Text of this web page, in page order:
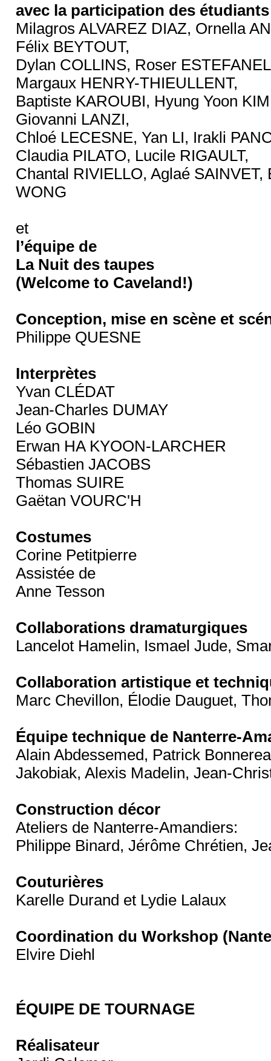
avec la participation des
Milagros ALVAREZ DIAZ, Ornella
Félix BEYTOUT,
Dylan COLLINS, Roser
Margaux HENRY-THIEULLENT,
Baptiste KAROUBI, Hyung Yoon
Giovanni LANZI,
Chloé LECESNE, Yan LI, Irakli
Claudia PILATO, Lucile RIGAULT,
Chantal RIVIELLO, Aglaé
WONG
et
l’équipe de
La Nuit des taupes
(Welcome to Caveland!)
Conception, mise en scène et
Philippe QUESNE
Interprètes
Yvan CLÉDAT
Jean-Charles DUMAY
Léo GOBIN
Erwan HA KYOON-LARCHER
Sébastien JACOBS
Thomas SUIRE
Gaëtan VOURC'H
Costumes
Corine Petitpierre
Assistée de
Anne Tesson
Collaborations dramaturgiques
Lancelot Hamelin, Ismael Jude,
Collaboration artistique et
Marc Chevillon, Élodie Dauguet,
Équipe technique de Nanterre-
Alain Abdessemed, Patrick
Jakobiak, Alexis Madelin, Jean-
Construction décor
Ateliers de Nanterre-Amandiers:
Philippe Binard, Jérôme Chrétien,
Couturières
Karelle Durand et Lydie Lalaux
Coordination du Workshop
Elvire Diehl
ÉQUIPE DE TOURNAGE
Réalisateur